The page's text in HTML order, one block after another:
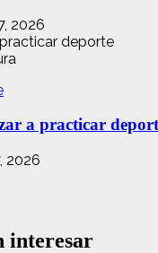
2026
a practicar
2026
interesar